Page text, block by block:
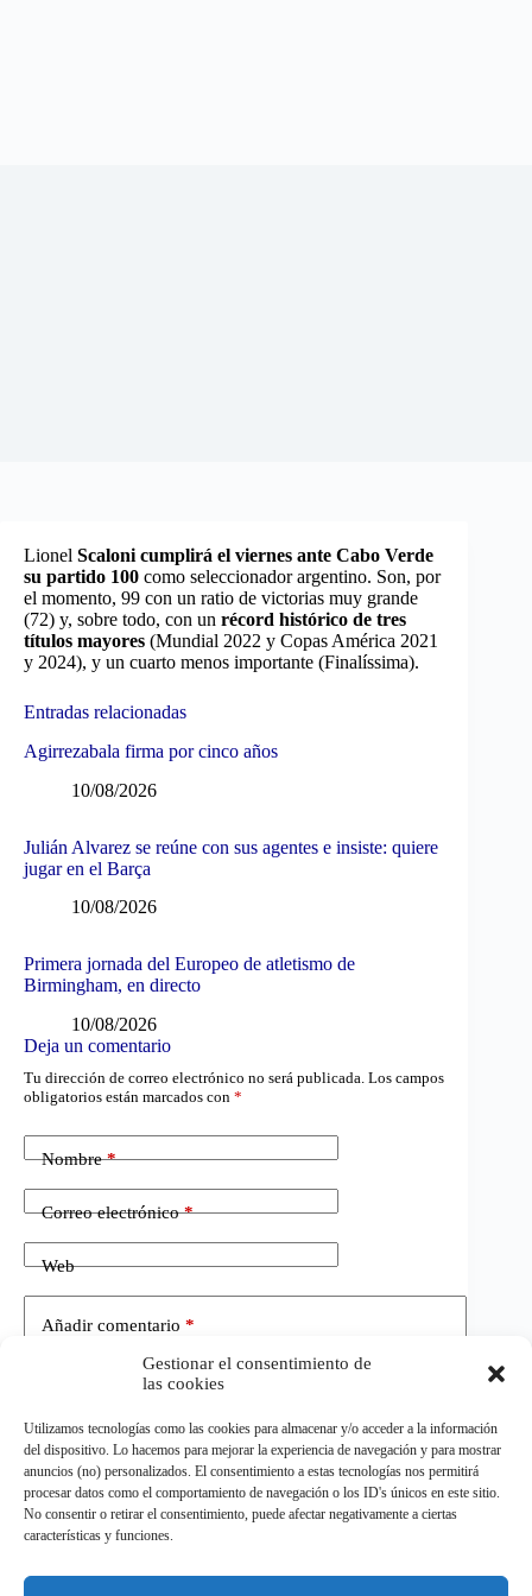
Gestionar el consentimiento de
las cookies
Utilizamos tecnologías como las cookies para almacenar y/o acceder a la información
del dispositivo. Lo hacemos para mejorar la experiencia de navegación y para mostrar
anuncios (no) personalizados. El consentimiento a estas tecnologías nos permitirá
procesar datos como el comportamiento de navegación o los ID's únicos en este sitio.
No consentir o retirar el consentimiento, puede afectar negativamente a ciertas
características y funciones.
Lionel Scaloni cumplirá el viernes ante Cabo Verde
su partido 100 como seleccionador argentino. Son, por
el momento, 99 con un ratio de victorias muy grande
(72) y, sobre todo, con un récord histórico de tres
títulos mayores (Mundial 2022 y Copas América 2021
y 2024), y un cuarto menos importante (Finalíssima).
Entradas relacionadas
Agirrezabala firma por cinco años
10/08/2026
Julián Alvarez se reúne con sus agentes e insiste: quiere
jugar en el Barça
10/08/2026
Primera jornada del Europeo de atletismo de
Birmingham, en directo
10/08/2026
Deja un comentario
Tu dirección de correo electrónico no será publicada. Los campos
obligatorios están marcados con *
Nombre*
Correo electrónico*
Web
Añadir comentario *
Publicar el comentario